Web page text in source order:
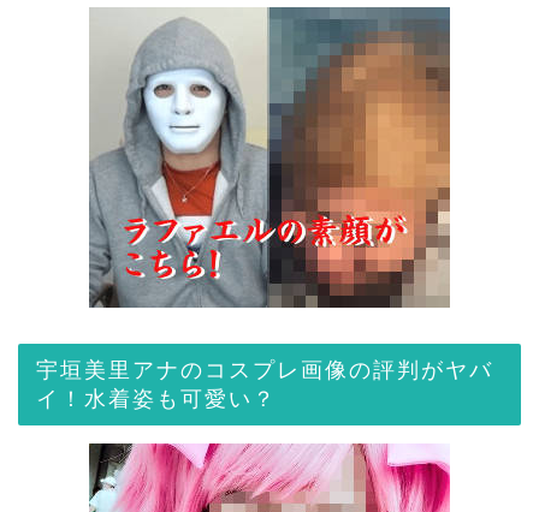
宇垣美里アナのコスプレ画像の評判がヤバ
イ！水着姿も可愛い？